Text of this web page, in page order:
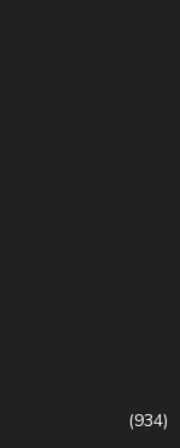
(934)